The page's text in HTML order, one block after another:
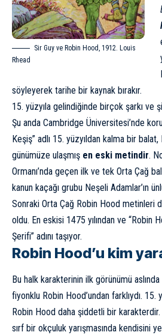
Sir Guy ve Robin Hood, 1912. Louis
Rhead
söyleyerek tarihe bir kaynak bırakır.
15. yüzyıla gelindiğinde birçok şarkı ve
Şu anda Cambridge Üniversitesi’nde
Keşiş” adlı 15. yüzyıldan kalma bir
günümüze ulaşmış en eski metindir.
Ormanı’nda geçen ilk ve tek Orta Çağ
kanun kaçağı grubu Neşeli Adamlar’ın
Sonraki Orta Çağ Robin Hood metinleri
oldu. En eskisi 1475 yılından ve “Robin
Şerifi” adını taşıyor.
Robin Hood’u kim
Bu halk karakterinin ilk görünümü
fiyonklu Robin Hood’undan farklıydı. 15.
Robin Hood daha şiddetli bir
sırf bir okçuluk yarışmasında kendisini